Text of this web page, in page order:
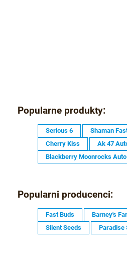
Popularne produkty:
Serious 6 Shaman
Cherry Kiss
Ak 47
Blackberry Moonrocks Auto
Popularni producenci:
Fast Buds Barney's
Silent Seeds
Paradise